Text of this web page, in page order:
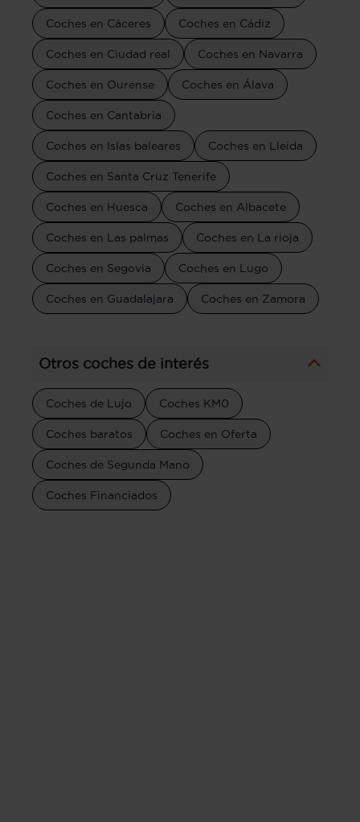
Coches en Cáceres Coches en Cádiz
Coches en Ciudad real Coches en Navarra
Coches en Ourense Coches en Álava
Coches en Cantabria
Coches en Islas baleares Coches en Lleida
Coches en Santa Cruz Tenerife
Coches en Huesca Coches en Albacete
Coches en Las palmas Coches en La rioja
Coches en Segovia Coches en Lugo
Coches en Guadalajara Coches en Zamora
Otros coches de interés
Coches de Lujo Coches KM0
Coches baratos Coches en Oferta
Coches de Segunda Mano
Coches Financiados